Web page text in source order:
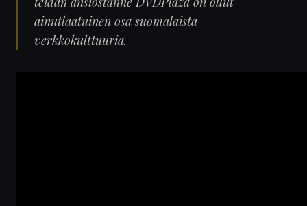
ainutlaatuinen osa suomalaista
verkkokulttuuria.